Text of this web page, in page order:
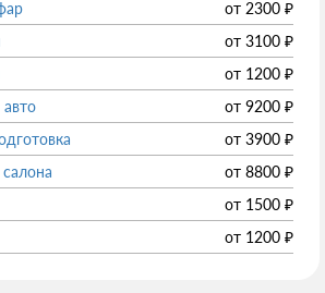
от 2300 ₽
от 3100 ₽
от 1200 ₽
от 9200 ₽
от 3900 ₽
от 8800 ₽
от 1500 ₽
от 1200 ₽